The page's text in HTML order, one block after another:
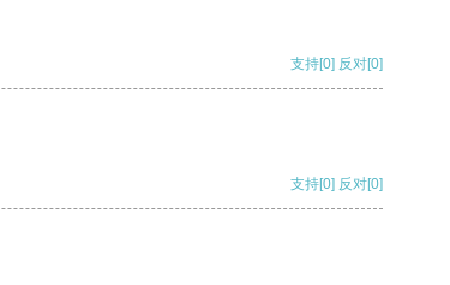
支持[0] 反对[0]
支持[0] 反对[0]